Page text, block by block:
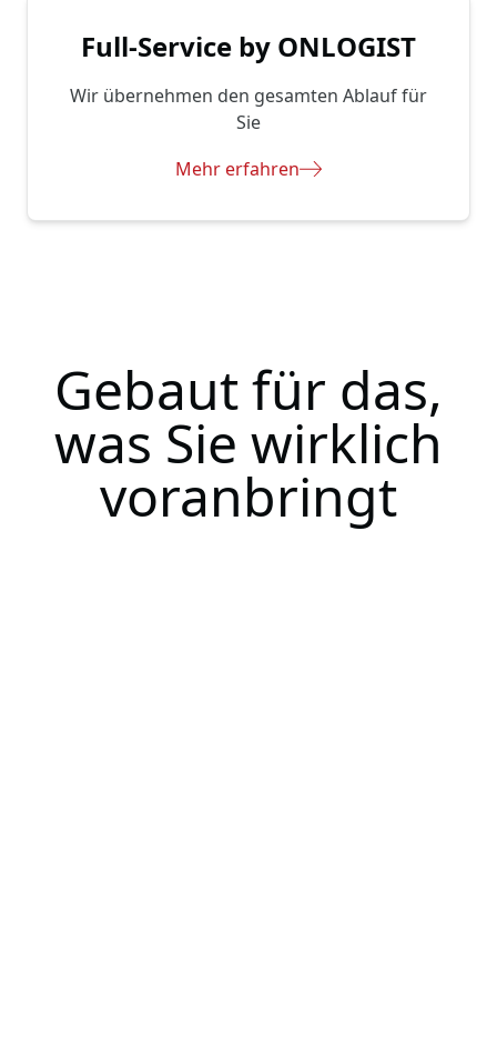
Full-Service by ONLOGIST
Wir übernehmen den gesamten Ablauf für
Sie
Mehr erfahren
Gebaut für das,
was Sie wirklich
voranbringt